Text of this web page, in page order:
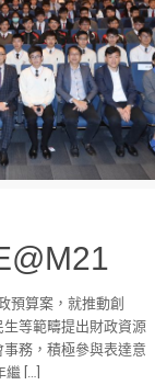
預算案，就推動創
等範疇提出財政資源
務，積極參與表達意
繼 […]